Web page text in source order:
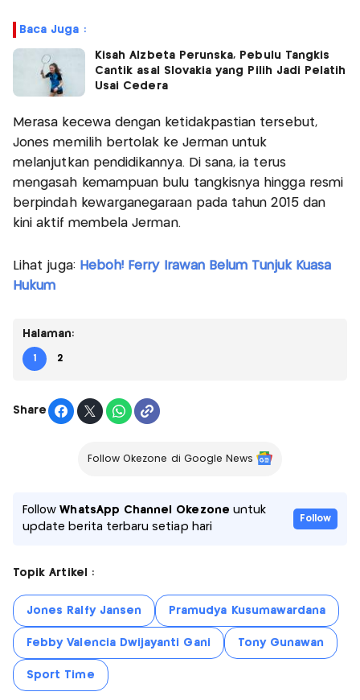
Baca Juga :
Kisah Alzbeta Perunska, Pebulu Tangkis
Cantik asal Slovakia yang Pilih Jadi Pelatih
Usai Cedera
Merasa kecewa dengan ketidakpastian tersebut,
Jones memilih bertolak ke Jerman untuk
melanjutkan pendidikannya. Di sana, ia terus
mengasah kemampuan bulu tangkisnya hingga resmi
berpindah kewarganegaraan pada tahun 2015 dan
kini aktif membela Jerman.
Lihat juga: Heboh! Ferry Irawan Belum Tunjuk Kuasa
Hukum
Halaman:
1 2
Share
Follow Okezone di Google News
FollowWhatsApp Channel Okezone untuk
update berita terbaru setiap hari
Follow
Topik Artikel :
Jones Ralfy Jansen Pramudya Kusumawardana
Febby Valencia Dwijayanti Gani Tony Gunawan
Sport Time